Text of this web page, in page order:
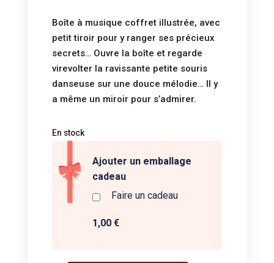
Boîte à musique coffret illustrée, avec
petit tiroir pour y ranger ses précieux
secrets… Ouvre la boîte et regarde
virevolter la ravissante petite souris
danseuse sur une douce mélodie… Il y
a même un miroir pour s’admirer.
En stock
Ajouter un emballage
cadeau
Faire un cadeau
1,00 €